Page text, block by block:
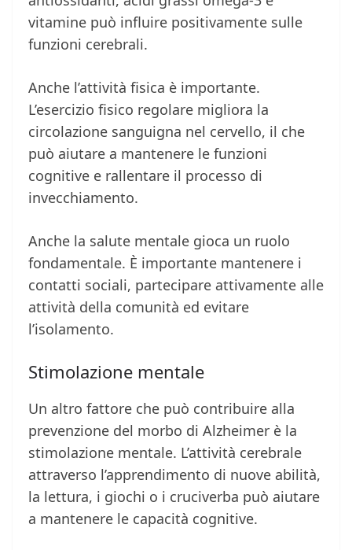
vitamine può influire positivamente sulle
funzioni cerebrali.
Anche l’attività fisica è importante.
L’esercizio fisico regolare migliora la
circolazione sanguigna nel cervello, il che
può aiutare a mantenere le funzioni
cognitive e rallentare il processo di
invecchiamento.
Anche la salute mentale gioca un ruolo
fondamentale. È importante mantenere i
contatti sociali, partecipare attivamente alle
attività della comunità ed evitare
l’isolamento.
Stimolazione mentale
Un altro fattore che può contribuire alla
prevenzione del morbo di Alzheimer è la
stimolazione mentale. L’attività cerebrale
attraverso l’apprendimento di nuove abilità,
la lettura, i giochi o i cruciverba può aiutare
a mantenere le capacità cognitive.